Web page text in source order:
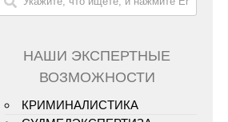
НАШИ ЭКСПЕРТНЫЕ
ВОЗМОЖНОСТИ
КРИМИНАЛИСТИКА